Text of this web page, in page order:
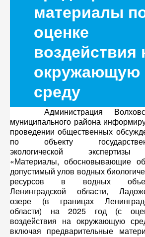
материалы
оценке
воздействия
окружающую
среду
Администрация
муниципального района
проведении общественных
по объекту
экологической
«Материалы, обосновывающие
допустимый улов водных
ресурсов в водных
Ленинградской области,
озере (в границах
области) на 2025 год (с
воздействия на окружающую
включая предварительные